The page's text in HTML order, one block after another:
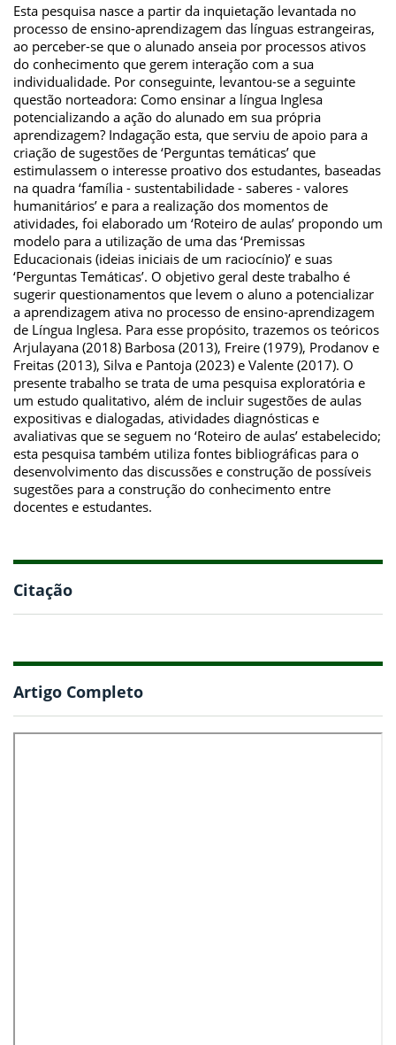
Esta pesquisa nasce a partir da inquietação levantada no
processo de ensino-aprendizagem das línguas estrangeiras,
ao perceber-se que o alunado anseia por processos ativos
do conhecimento que gerem interação com a sua
individualidade. Por conseguinte, levantou-se a seguinte
questão norteadora: Como ensinar a língua Inglesa
potencializando a ação do alunado em sua própria
aprendizagem? Indagação esta, que serviu de apoio para a
criação de sugestões de ‘Perguntas temáticas’ que
estimulassem o interesse proativo dos estudantes, baseadas
na quadra ‘família - sustentabilidade - saberes - valores
humanitários’ e para a realização dos momentos de
atividades, foi elaborado um ‘Roteiro de aulas’ propondo um
modelo para a utilização de uma das ‘Premissas
Educacionais (ideias iniciais de um raciocínio)’ e suas
‘Perguntas Temáticas’. O objetivo geral deste trabalho é
sugerir questionamentos que levem o aluno a potencializar
a aprendizagem ativa no processo de ensino-aprendizagem
de Língua Inglesa. Para esse propósito, trazemos os teóricos
Arjulayana (2018) Barbosa (2013), Freire (1979), Prodanov e
Freitas (2013), Silva e Pantoja (2023) e Valente (2017). O
presente trabalho se trata de uma pesquisa exploratória e
um estudo qualitativo, além de incluir sugestões de aulas
expositivas e dialogadas, atividades diagnósticas e
avaliativas que se seguem no ‘Roteiro de aulas’ estabelecido;
esta pesquisa também utiliza fontes bibliográficas para o
desenvolvimento das discussões e construção de possíveis
sugestões para a construção do conhecimento entre
docentes e estudantes.
Citação
Artigo Completo